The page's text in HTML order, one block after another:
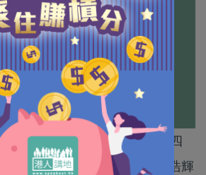
於10月13日舉行，提名期周四
前辭去澳門終審法院院長的岑浩輝